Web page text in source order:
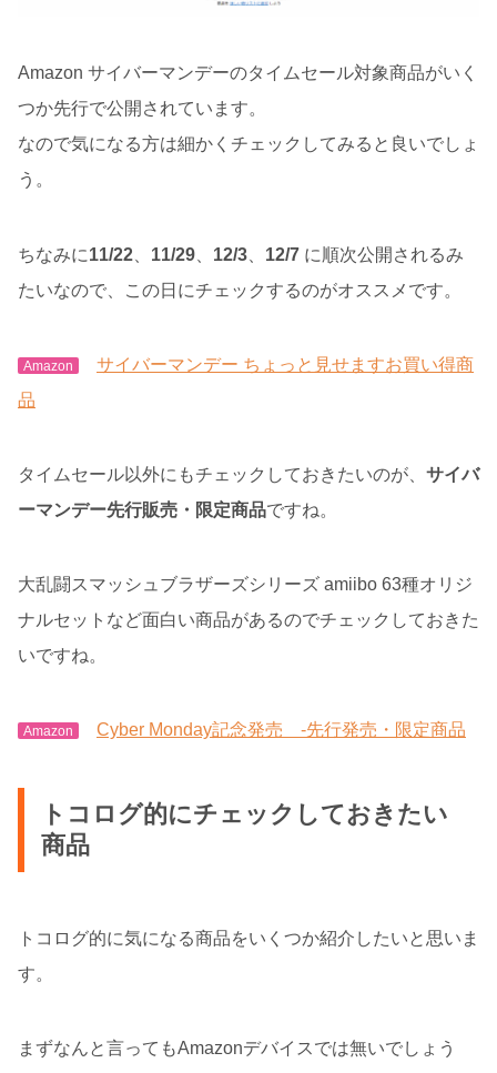
Amazon サイバーマンデーのタイムセール対象商品がいく
つか先行で公開されています。
なので気になる方は細かくチェックしてみると良いでしょ
う。
ちなみに11/22 11/29 12/3 12/7 に順次公開されるみ
たいなので、この日にチェックするのがオススメです。
Amazon
サイバーマンデー ちょっと見せますお買い得商
品
タイムセール以外にもチェックしておきたいのが、 サイバ
ーマンデー先行販売・限定商品ですね。
大乱闘スマッシュブラザーズシリーズ amiibo 63種オリジ
ナルセットなど面白い商品があるのでチェックしておきた
いですね。
Amazon Cyber Monday記念発売 -先行発売・限定商品
トコログ的にチェックしておきたい
商品
トコログ的に気になる商品をいくつか紹介したいと思いま
す。
まずなんと言ってもAmazonデバイスでは無いでしょう